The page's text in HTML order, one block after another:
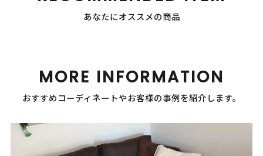
あなたにオススメの商品
MORE INFORMATION
おすすめコーディネートやお客様の事例を紹介します。